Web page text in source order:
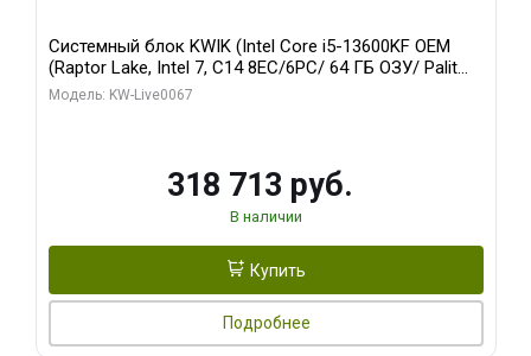
Системный блок KWIK (Intel Core i5-13600KF OEM
(Raptor Lake, Intel 7, C14 8EC/6PC/ 64 ГБ ОЗУ/ Palit
RTX5080 GAMINGPRO OC 16GB GDDR7 256bit 3xDP
Модель: KW-Live0067
318 713 руб.
В наличии
Купить
Подробнее